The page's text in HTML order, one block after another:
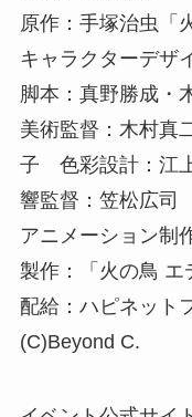
原作：手塚治虫「
キャラクターデザ
脚本：真野勝成・
美術監督：木村真
子 色彩設計：江
響監督：笠松広司
アニメーション制
製作：「火の鳥 エ
配給：ハピネット
(C)Beyond C.